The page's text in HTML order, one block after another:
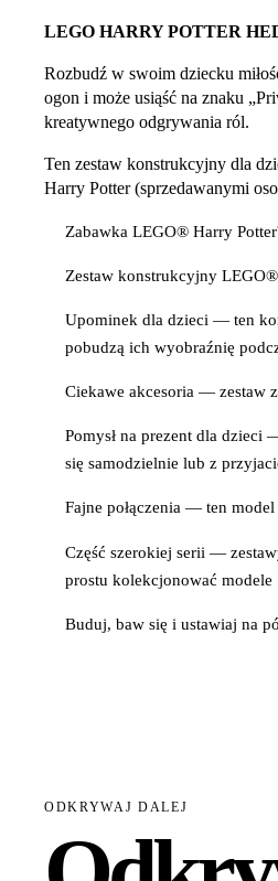
LEGO HARRY POTTER
Rozbudź w swoim dziecku
ogon i może usiąść na znaku
kreatywnego odgrywania ról.
Ten zestaw konstrukcyjny dla
Harry Potter (sprzedawanymi
Zabawka LEGO® Harry
Zestaw konstrukcyjny
Upominek dla dzieci — ten
pobudzą ich wyobraźnię
Ciekawe akcesoria — zestaw
Pomysł na prezent dla
się samodzielnie lub z
Fajne połączenia — ten
Część szerokiej serii —
prostu kolekcjonować modele
Buduj, baw się i ustawiaj na
ODKRYWAJ DALEJ